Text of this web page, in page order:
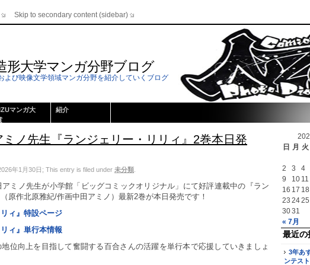
Skip to secondary content (sidebar)
形大学マンガ分野ブログ
よび映像文学領域マンガ分野を紹介していくブログ
マンガ大
紹介
ミノ先生『ランジェリー・リリィ』2巻本日発
年1月30日; This entry is filed under 未分類
ミノ先生が小学館「ビッグコミックオリジナル」にて好評連載中の『ラン
原作北原雅紀/作画中田アミノ）最新2巻が本日発売です！
リィ』特設ページ
ィ』単行本情報
位向上を目指して奮闘する百合さんの活躍を単行本で応援していきましょ
日 月 火
« 7月
2
3 4
9
10 11
16 17 18
23 2425
3031
最近の
3年あ
ンテス